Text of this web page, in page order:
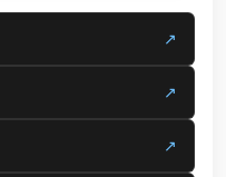
↗
↗
↗